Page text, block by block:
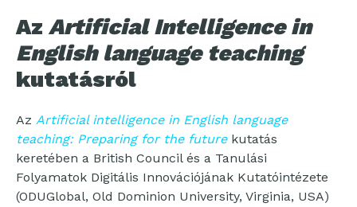
Az Artificial Intelligence in
English language teaching
kutatásról
Az Artificial intelligence in English language
teaching: Preparing for the futurekutatás
keretében a British Council és a Tanulási
Folyamatok Digitális Innovációjának Kutatóintézete
(ODUGlobal, Old Dominion University, Virginia, USA)